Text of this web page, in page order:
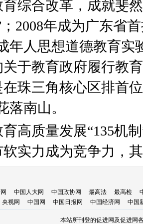
综合改革，成就斐
2008年成为广东省
年人思想道德教育
于教育政府履行教
珠三角核心区排首
落南山。
质量发展“135机制
实力成为竞争力，
中国人大网 中国政协网 最高法 最高检
央视网 中国网 中国日报网 中国经济网 中国
本站所刊登的促进网及促进网